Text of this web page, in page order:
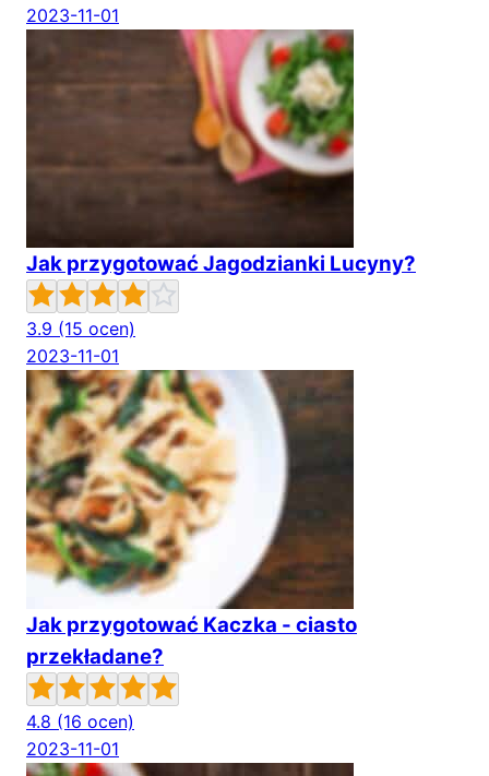
2023-11-01
Jak przygotować Jagodzianki Lucyny?
3.9 (15 ocen)
2023-11-01
Jak przygotować Kaczka - ciasto
przekładane?
4.8 (16 ocen)
2023-11-01